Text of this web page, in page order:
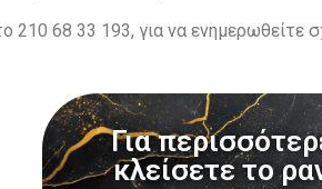
210 68 33 193, για να ενημερωθείτε
Για
κλείσετε το